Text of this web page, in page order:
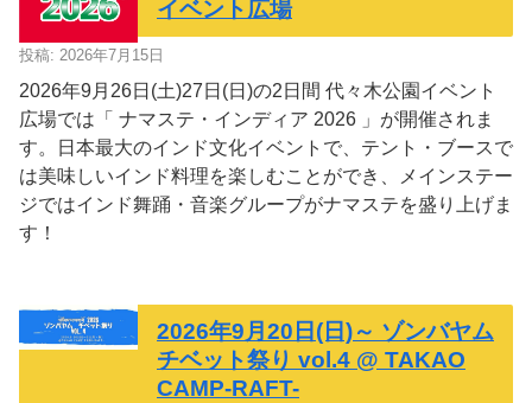
イベント広場
投稿: 2026年7月15日
2026年9月26日(土)27日(日)の2日間 代々木公園イベント
広場では「 ナマステ・インディア 2026 」が開催されま
す。日本最大のインド文化イベントで、テント・ブースで
は美味しいインド料理を楽しむことができ、メインステー
ジではインド舞踊・音楽グループがナマステを盛り上げま
す！
2026年9月20日(日)～ ゾンバヤム
チベット祭り vol.4 @ TAKAO
CAMP-RAFT-